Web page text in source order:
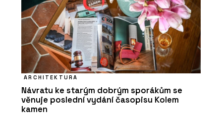
ARCHITEKTURA
Návratu ke starým dobrým sporákům se
věnuje poslední vydání časopisu Kolem
kamen